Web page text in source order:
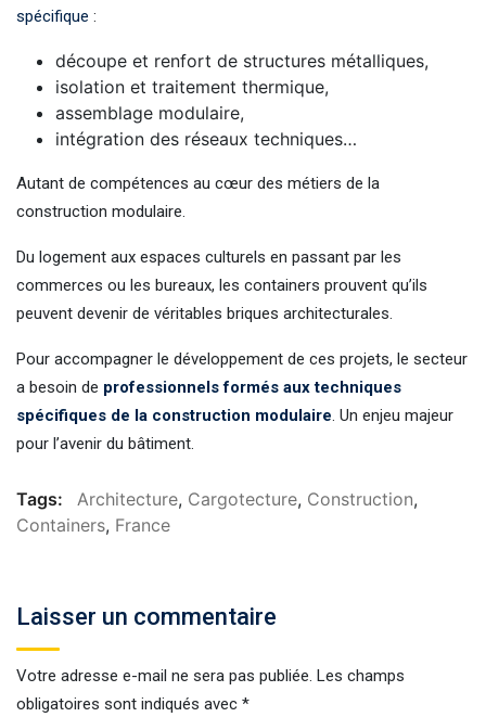
spécifique :
découpe et renfort de structures métalliques,
isolation et traitement thermique,
assemblage modulaire,
intégration des réseaux techniques…
Autant de compétences au cœur des métiers de la
construction modulaire.
Du logement aux espaces culturels en passant par les
commerces ou les bureaux, les containers prouvent qu’ils
peuvent devenir de véritables briques architecturales.
Pour accompagner le développement de ces projets, le secteur
a besoin de professionnels formés aux techniques
spécifiques de la construction modulaire. Un enjeu majeur
pour l’avenir du bâtiment.
Tags: Architecture, Cargotecture, Construction,
Containers, France
Laisser un commentaire
Votre adresse e-mail ne sera pas publiée. Les champs
obligatoires sont indiqués avec *